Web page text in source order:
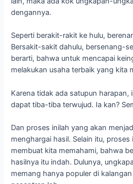
Dan proses inilah yang akan
menghargai hasil. Selain itu, proses
hasilnya itu indah. Dulunya,
memang hanya populer di
pesantren loh.
semua seolah-olah ingin ikut
menggaungkannya dalam
Dan saya yakin banget, bahwa
orang yang hafal ungkapan ini dan
motivasi sehari-hari. Benar kan?